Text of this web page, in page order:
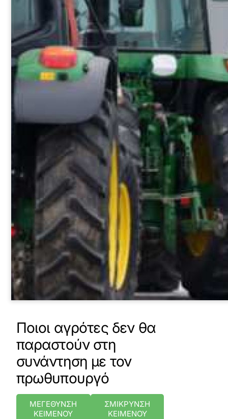
Ποιοι αγρότες δεν θα
παραστούν στη
συνάντηση με τον
πρωθυπουργό
ΜΕΓΕΘΥΝΣΗ
ΚΕΙΜΕΝΟΥ
ΣΜΙΚΡΥΝΣΗ
ΚΕΙΜΕΝΟΥ